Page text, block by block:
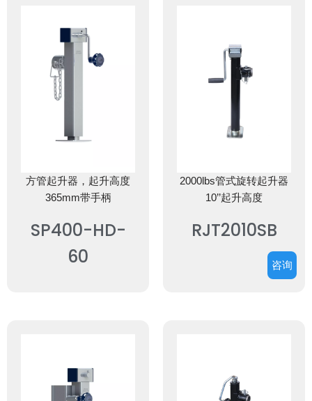
方管起升器，起升高度
365mm带手柄
SP400-HD-
60
2000lbs管式旋转起升器
10’’起升高度
RJT2010SB
咨询